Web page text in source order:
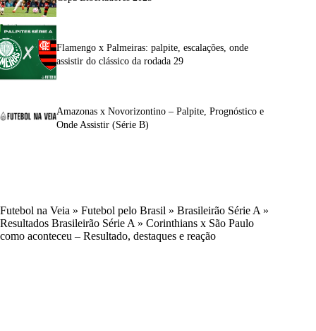
Flamengo x Palmeiras: palpite, escalações, onde
assistir do clássico da rodada 29
Amazonas x Novorizontino – Palpite, Prognóstico e
Onde Assistir (Série B)
Futebol na Veia » Futebol pelo Brasil » Brasileirão Série A »
Resultados Brasileirão Série A » Corinthians x São Paulo
como aconteceu – Resultado, destaques e reação